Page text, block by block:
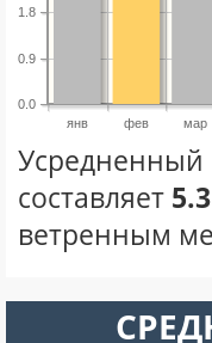
янв фев мар
0.0
0.9
1.8
Усредненный
составляет
ветренным